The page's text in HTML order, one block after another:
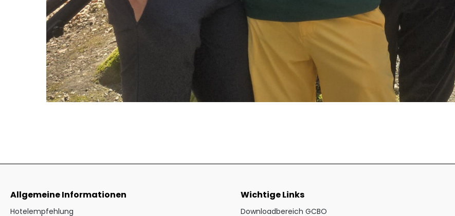
Allgemeine Informationen
Hotelempfehlung
Wichtige Links
Downloadbereich GCBO